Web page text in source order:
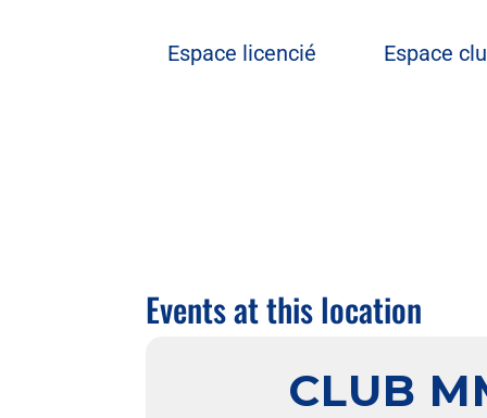
Espace licencié Espace
Events at this location
CLUB